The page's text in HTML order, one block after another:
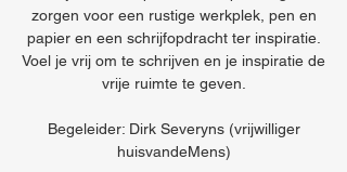
zorgen voor een rustige werkplek, pen en
papier en een schrijfopdracht ter inspiratie.
Voel je vrij om te schrijven en je inspiratie de
vrije ruimte te geven.
Begeleider: Dirk Severyns (vrijwilliger
huisvandeMens)